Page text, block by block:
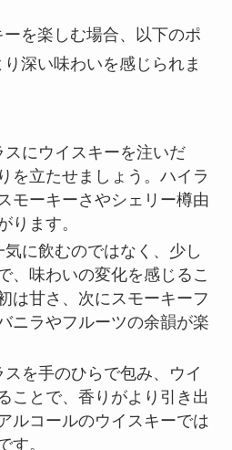
を楽しむ場合、以下のポ
深い味わいを感じられま
スにウイスキーを注いだ
を立たせましょう。ハイラ
モーキーさやシェリー樽由
ります。
気に飲むのではなく、少し
、味わいの変化を感じるこ
は甘さ、次にスモーキーフ
ニラやフルーツの余韻が楽
スを手のひらで包み、ウイ
ことで、香りがより引き出
ルコールのウイスキーでは
す。